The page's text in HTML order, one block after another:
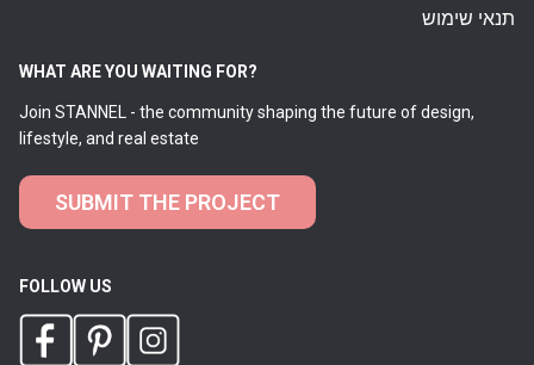
תנאי שימוש
WHAT ARE YOU WAITING FOR?
Join STANNEL - the community shaping the future of design,
lifestyle, and real estate
SUBMIT THE PROJECT
FOLLOW US